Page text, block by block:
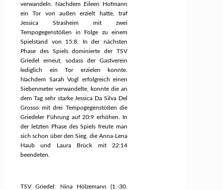
verwandeln. Nachdem Eileen Hofmann
ein Tor von außen erzielt hatte, traf
Jessica Strasheim mit zwei
Tempogegenstößen in Folge zu einem
Spielstand von 15:8. In der nächsten
Phase des Spiels dominierte der TSV
Griedel erneut, sodass der Gastverein
lediglich ein Tor erzielen konnte.
Nachdem Sarah Vogl erfolgreich einen
Siebenmeter verwandelte, konnte die an
dem Tag sehr starke Jessica Da Silva Del
Grosso mit drei Tempogegenstößen die
Griedeler Führung auf 20:9 erhöhen. In
der letzten Phase des Spiels freute man
sich schon über den Sieg, die Anna-Lena
Haub und Laura Brück mit 22:14
beendeten.
TSV Griedel: Nina Hölzemann (1.-30.